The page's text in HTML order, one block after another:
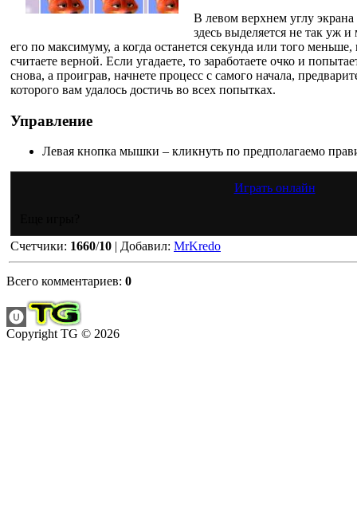
В левом верхнем углу
здесь выделяется не так уж
его по максимуму, а когда останется секунда или того
считаете верной. Если угадаете, то заработаете очко и
снова, а проиграв, начнете процесс с самого начала,
которого вам удалось достичь во всех попытках.
Управление
Левая кнопка мышки – кликнуть по предполагаемо
Играть онлайн
Счетчики: 1660/10 | Добавил: MrKredo
Всего комментариев: 0
Copyright TG © 2026